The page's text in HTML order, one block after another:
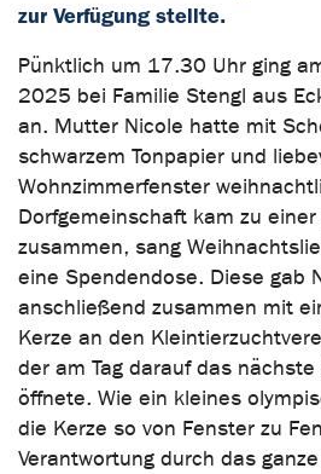
zur Verfügung stellte.
Pünktlich um 17.30 Uhr ging
2025 bei Familie Stengl aus
an. Mutter Nicole hatte mit
schwarzem Tonpapier und
Wohnzimmerfenster
Dorfgemeinschaft kam zu
zusammen, sang
eine Spendendose. Diese gab
anschließend zusammen mit
Kerze an den
der am Tag darauf das
öffnete. Wie ein kleines
die Kerze so von Fenster zu
Verantwortung durch das